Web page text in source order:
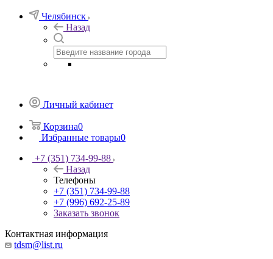
Челябинск
Назад
Личный кабинет
Корзина0
Избранные товары0
+7 (351) 734-99-88
Назад
Телефоны
+7 (351) 734-99-88
+7 (996) 692-25-89
Заказать звонок
Контактная информация
tdsm@list.ru